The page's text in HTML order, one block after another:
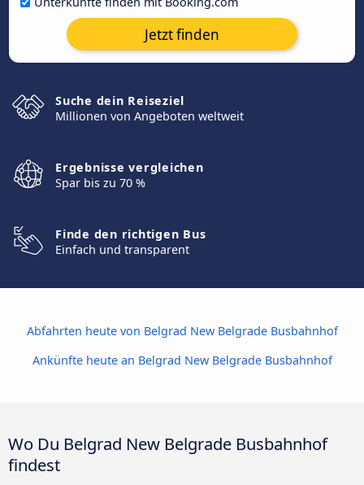
Jetzt finden
Suche dein Reiseziel
Millionen von Angeboten weltweit
Ergebnisse vergleichen
Spar bis zu 70 %
Finde den richtigen Bus
Einfach und transparent
Abfahrten heute von Belgrad New Belgrade Busbahnhof
Ankünfte heute an Belgrad New Belgrade Busbahnhof
Wo Du Belgrad New Belgrade Busbahnhof
findest